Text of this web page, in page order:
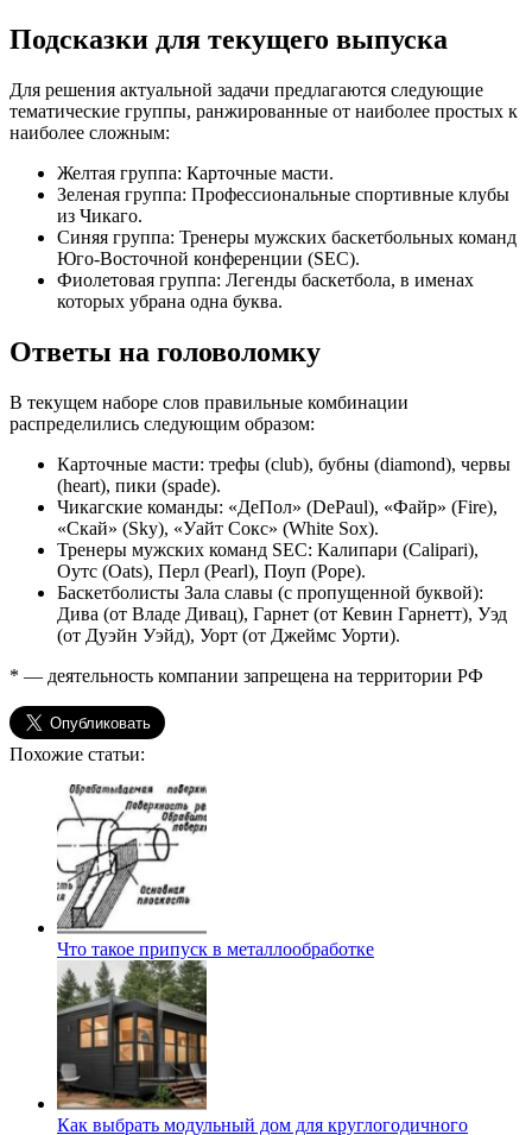
Подсказки для текущего выпуска
Для решения актуальной задачи предлагаются следующие
тематические группы, ранжированные от наиболее простых к
наиболее сложным:
Желтая группа: Карточные масти.
Зеленая группа: Профессиональные спортивные клубы
из Чикаго.
Синяя группа: Тренеры мужских баскетбольных команд
Юго-Восточной конференции (SEC).
Фиолетовая группа: Легенды баскетбола, в именах
которых убрана одна буква.
Ответы на головоломку
В текущем наборе слов правильные комбинации
распределились следующим образом:
Карточные масти: трефы (club), бубны (diamond), червы
(heart), пики (spade).
Чикагские команды: «ДеПол» (DePaul), «Файр» (Fire),
«Скай» (Sky), «Уайт Сокс» (White Sox).
Тренеры мужских команд SEC: Калипари (Calipari),
Оутс (Oats), Перл (Pearl), Поуп (Pope).
Баскетболисты Зала славы (с пропущенной буквой):
Дива (от Владе Дивац), Гарнет (от Кевин Гарнетт), Уэд
(от Дуэйн Уэйд), Уорт (от Джеймс Уорти).
* — деятельность компании запрещена на территории РФ
Похожие статьи:
Что такое припуск в металлообработке
Как выбрать модульный дом для круглогодичного